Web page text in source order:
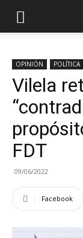
OPINIÓN POLÍTICA
Vilela
FDT
09/06/2022
Facebook